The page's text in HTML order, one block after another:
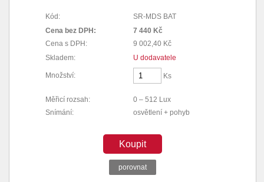
Kód:
SR-MDS BAT
Cena bez DPH:
7 440 Kč
Cena s DPH:
9 002,40 Kč
Skladem:
U dodavatele
Množství: Ks
Měřicí rozsah:
0 – 512 Lux
Snímání:
osvětlení + pohyb
Koupit
porovnat